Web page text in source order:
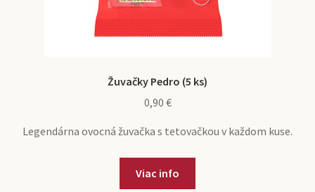
Žuvačky Pedro (5 ks)
0,90 €
Legendárna ovocná žuvačka s tetovačkou v každom kuse.
Viac info